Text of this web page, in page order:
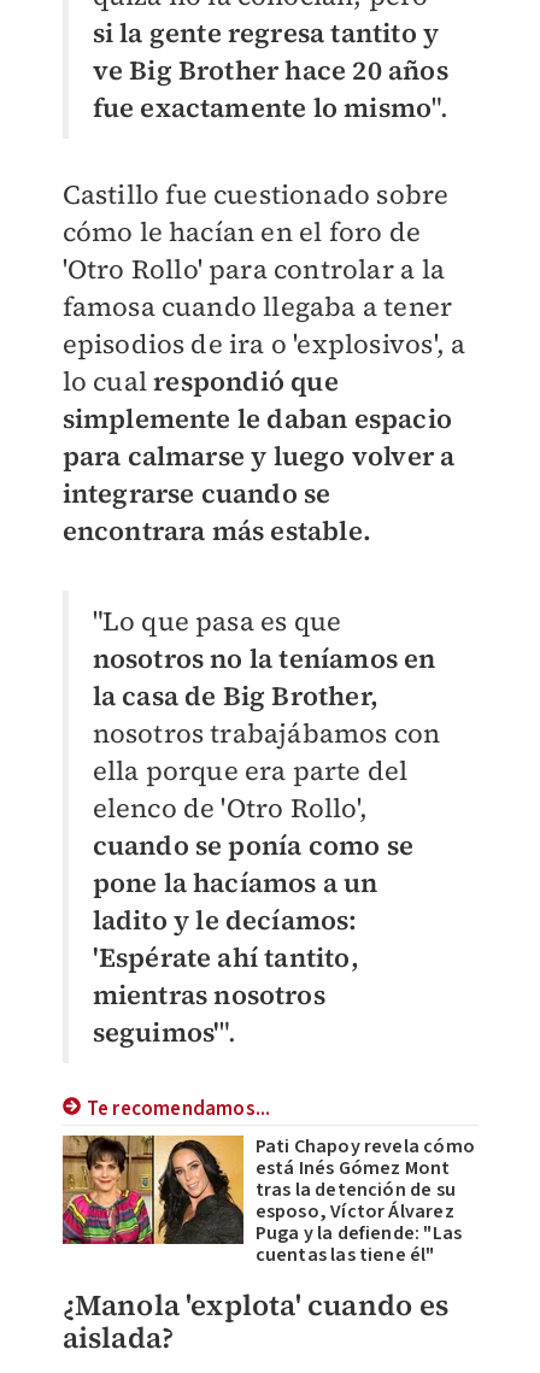
si la gente regresa tantito y
ve Big Brother hace 20 años
fue exactamente lo mismo".
Castillo fue cuestionado sobre
cómo le hacían en el foro de
'Otro Rollo' para controlar a la
famosa cuando llegaba a tener
episodios de ira o 'explosivos', a
lo cualrespondió que
simplemente le daban espacio
para calmarse y luego volver a
integrarse cuando se
encontrara más estable.
"Lo que pasa es que
nosotros no la teníamos en
la casa de Big Brother,
nosotros trabajábamos con
ella porque era parte del
elenco de 'Otro Rollo',
cuando se ponía como se
pone la hacíamos a un
ladito y le decíamos:
'Espérate ahí tantito,
mientras nosotros
seguimos'".
Te recomendamos...
Pati Chapoy revela cómo
está Inés Gómez Mont
tras la detención de su
esposo, Víctor Álvarez
Puga y la defiende: "Las
cuentas las tiene él"
¿Manola 'explota' cuando es
aislada?